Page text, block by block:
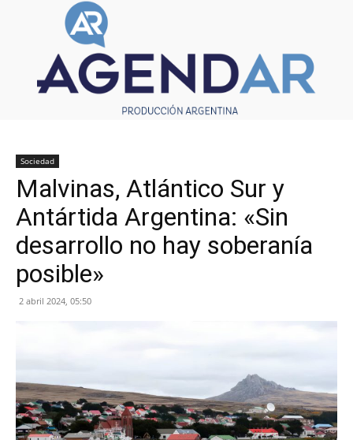
Sociedad
Malvinas, Atlántico Sur y
Antártida Argentina: «Sin
desarrollo no hay soberanía
posible»
2 abril 2024, 05:50